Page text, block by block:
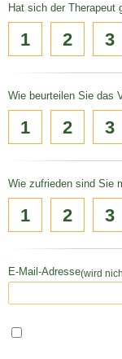
Hat sich der Therapeut
1 2 3
Wie beurteilen Sie das
1 2 3
Wie zufrieden sind Sie
1 2 3
E-Mail-Adresse(wird